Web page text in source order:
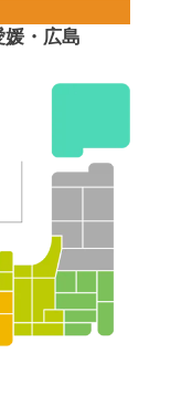
媛・広島